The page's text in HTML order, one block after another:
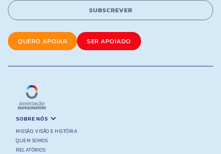
l
*
SUBSCREVER
QUERO APOIAR SER APOIADO
SOBRE NÓS
MISSÃO, VISÃO E HISTÓRIA
QUEM SOMOS
RELATÓRIOS